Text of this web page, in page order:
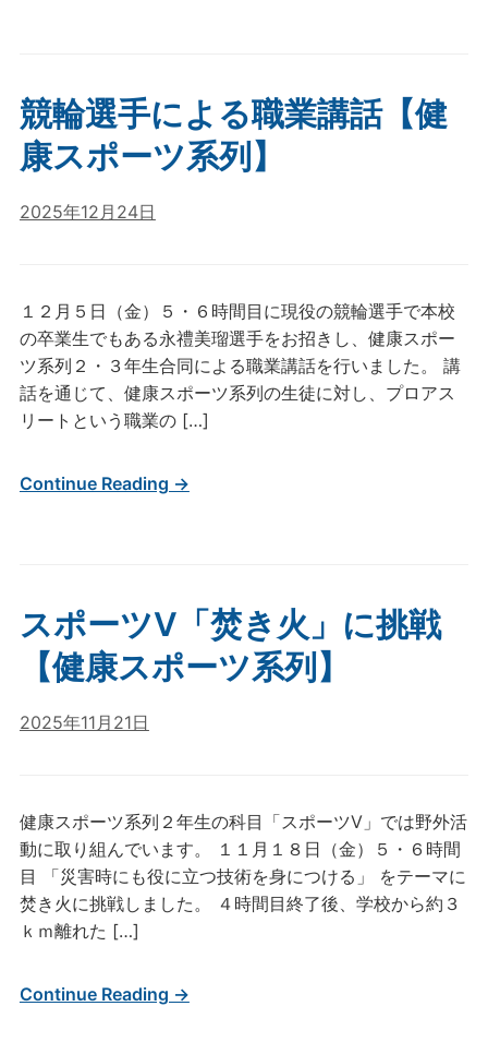
競輪選手による職業講話【健
康スポーツ系列】
2025年12月24日
１２月５日（金）５・６時間目に現役の競輪選手で本校
の卒業生でもある永禮美瑠選手をお招きし、健康スポー
ツ系列２・３年生合同による職業講話を行いました。 講
話を通じて、健康スポーツ系列の生徒に対し、プロアス
リートという職業の […]
Continue Reading →
スポーツⅤ「焚き火」に挑戦
【健康スポーツ系列】
2025年11月21日
健康スポーツ系列２年生の科目「スポーツⅤ」では野外活
動に取り組んでいます。 １１月１８日（金）５・６時間
目 「災害時にも役に立つ技術を身につける」 をテーマに
焚き火に挑戦しました。 ４時間目終了後、学校から約３
ｋｍ離れた […]
Continue Reading →